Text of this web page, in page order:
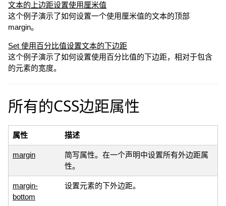
文本的上边距设置使用厘米值
这个例子演示了如何设置一个使用厘米值的文本的顶部
margin。
Set 使用百分比值设置文本的下边距
这个例子演示了如何设置使用百分比值的下边距，相对于包含
的元素的宽度。
所有的CSS边距属性
属性 描述
margin
简写属性。在一个声明中设置所有外边距属
性。
margin-
bottom
设置元素的下外边距。